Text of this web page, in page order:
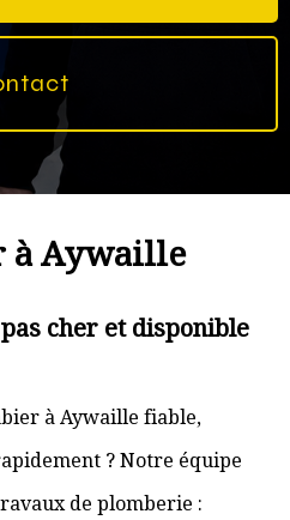
à Aywaille
cher et disponible
à Aywaille fiable,
? Notre équipe
de plomberie :